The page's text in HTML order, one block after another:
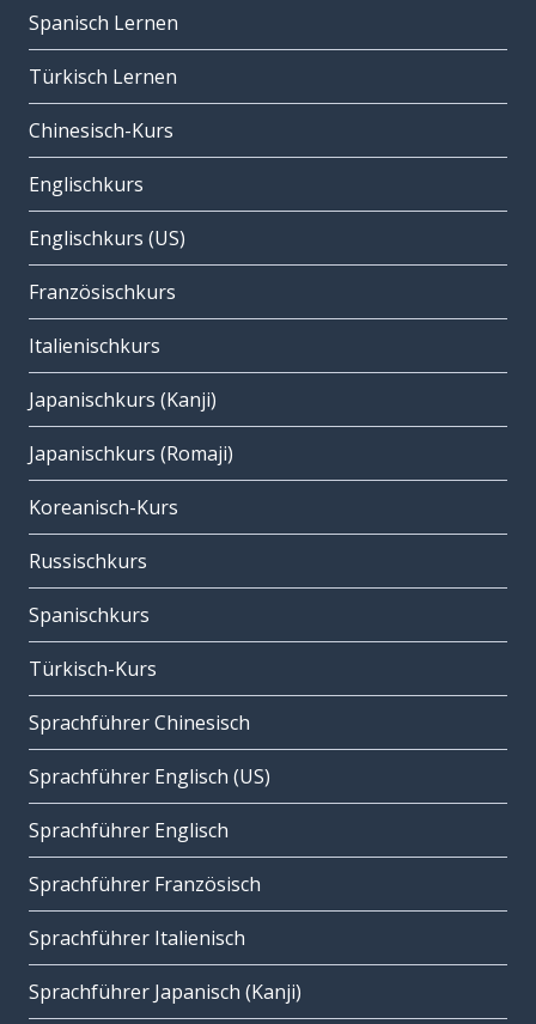
Spanisch Lernen
Türkisch Lernen
Chinesisch-Kurs
Englischkurs
Englischkurs (US)
Französischkurs
Italienischkurs
Japanischkurs (Kanji)
Japanischkurs (Romaji)
Koreanisch-Kurs
Russischkurs
Spanischkurs
Türkisch-Kurs
Sprachführer Chinesisch
Sprachführer Englisch (US)
Sprachführer Englisch
Sprachführer Französisch
Sprachführer Italienisch
Sprachführer Japanisch (Kanji)